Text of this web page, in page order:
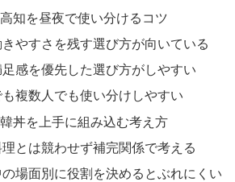
知を昼夜で使い分けるコツ
やすさを残す選び方が向いている
感を優先した選び方がしやすい
複数人でも使い分けしやすい
丼を上手に組み込む考え方
とは競わせず補完関係で考える
場面別に役割を決めるとぶれにくい